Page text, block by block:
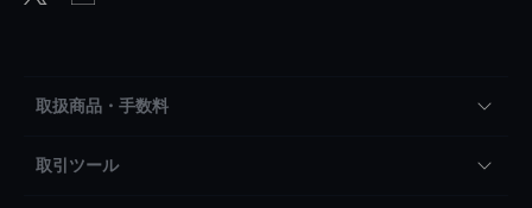
取扱商品・手数料
取引ツール